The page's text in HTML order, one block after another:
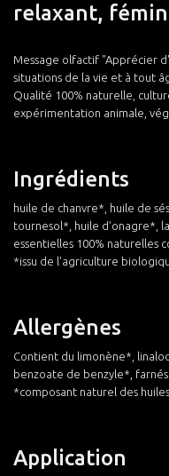
relaxant,
Message olfactif "Apprécier
situations de la vie et à tout
Qualité 100% naturelle,
expérimentation animale,
Ingrédients
huile de chanvre*, huile de
tournesol*, huile d'onagre*,
essentielles 100% naturelles
*issu de l'agriculture
Allergènes
Contient du limonène*,
benzoate de benzyle*,
*composant naturel des
Application